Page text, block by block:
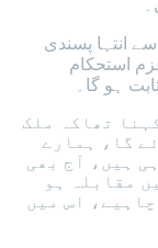
انتہا پسندی
استحکام
ہو گا۔
تھاکہ ملک
گا، ہمارے
ہیں، آج بھی
مقابلہ ہو
اس میں